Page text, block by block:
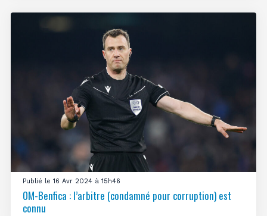
Publié le 16 Avr 2024 à 15h46
OM-Benfica : l’arbitre (condamné pour corruption) est
connu